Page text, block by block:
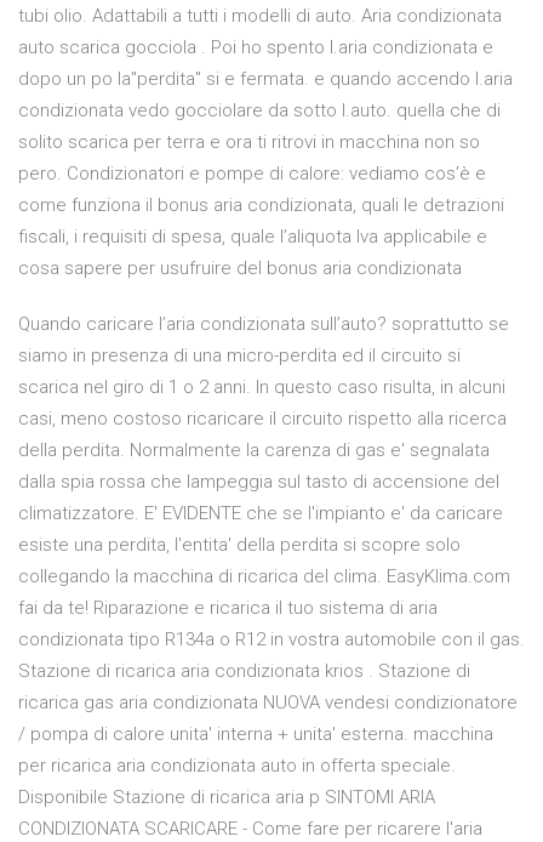
tubi olio. Adattabili a tutti i modelli di auto. Aria condizionata
auto scarica gocciola . Poi ho spento l.aria condizionata e
dopo un po la"perdita" si e fermata. e quando accendo l.aria
condizionata vedo gocciolare da sotto l.auto. quella che di
solito scarica per terra e ora ti ritrovi in macchina non so
pero. Condizionatori e pompe di calore: vediamo cos’è e
come funziona il bonus aria condizionata, quali le detrazioni
fiscali, i requisiti di spesa, quale l’aliquota Iva applicabile e
cosa sapere per usufruire del bonus aria condizionata
Quando caricare l’aria condizionata sull’auto? soprattutto se
siamo in presenza di una micro-perdita ed il circuito si
scarica nel giro di 1 o 2 anni. In questo caso risulta, in alcuni
casi, meno costoso ricaricare il circuito rispetto alla ricerca
della perdita. Normalmente la carenza di gas e' segnalata
dalla spia rossa che lampeggia sul tasto di accensione del
climatizzatore. E' EVIDENTE che se l'impianto e' da caricare
esiste una perdita, l'entita' della perdita si scopre solo
collegando la macchina di ricarica del clima. EasyKlima.com
fai da te! Riparazione e ricarica il tuo sistema di aria
condizionata tipo R134a o R12 in vostra automobile con il gas.
Stazione di ricarica aria condizionata krios . Stazione di
ricarica gas aria condizionata NUOVA vendesi condizionatore
/ pompa di calore unita' interna + unita' esterna. macchina
per ricarica aria condizionata auto in offerta speciale.
Disponibile Stazione di ricarica aria p SINTOMI ARIA
CONDIZIONATA SCARICARE - Come fare per ricarere l'aria